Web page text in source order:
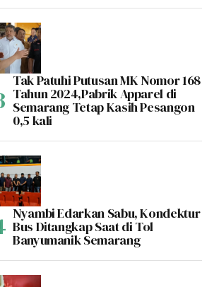
Tak Patuhi Putusan MK Nomor 168
Tahun 2024,Pabrik Apparel di
Semarang Tetap Kasih Pesangon
0,5 kali
Nyambi Edarkan Sabu, Kondektur
Bus Ditangkap Saat di Tol
Banyumanik Semarang